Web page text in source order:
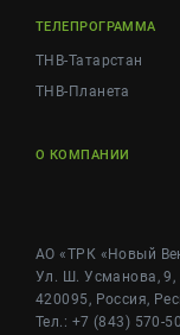
ТЕЛЕПРОГРАММА
ТНВ-Татарстан
ТНВ-Планета
О КОМПАНИИ
АО «ТРК «Новый
Ул. Ш. Усманова, 9,
420095, Россия,
Тел.: +7 (843) 570-